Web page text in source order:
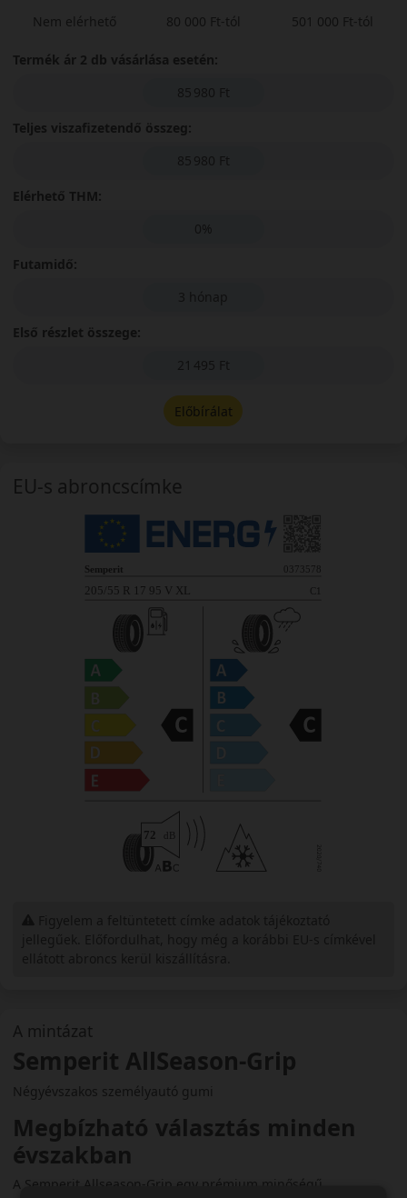
A mintázat
Semperit AllSeason-Grip
Négyévszakos személyautó gumi
Megbízható választás minden
évszakban
A Semperit Allseason-Grip egy prémium minőségű
Nem elérhető
80 000 Ft-tól
501 000 Ft-tól
Termék ár 2 db vásárlása esetén:
85 980 Ft
Teljes viszafizetendő összeg:
85 980 Ft
Elérhető THM:
0%
Futamidő:
3 hónap
Első részlet összege:
21 495 Ft
Előbírálat
EU-s abroncscímke